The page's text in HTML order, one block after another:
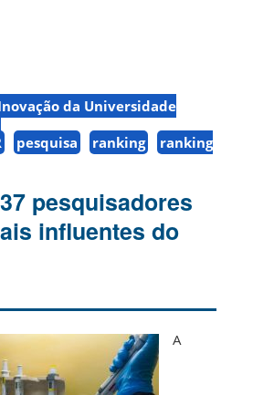
da Universidade
pesquisa ranking
ranking
pesquisadores
influentes do
A